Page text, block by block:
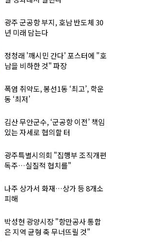
광주 군공항 부지, 호남 반도체 30
년 미래 담는다
정청래 '깨시민 간다' 포스터에 "호
남을 비하한 것" 파장
폭염 취약도, 봉선1동 ‘최고’, 학운
동 ‘최저’
김산 무안군수, ‘군공항 이전’ 책임
있는 자세로 협의할 터
광주특별시의회 "집행부 조직개편
독주…실질적 협치를"
나주 상가서 화재…상가 등 8개소
피해
박성현 광양시장 "항만공사 통합
은 지역 균형 축 무너뜨릴 것"